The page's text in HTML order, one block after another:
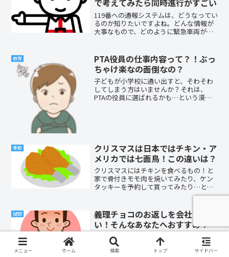
で考えてみたら同時進行がすごい
119番への通報システムは、どうなってい
るのか知りたいですよね。どんな情報が
大事なもので、どのように緊急車両が出
題がありました。今回の記事では、119番
の緊急連絡から出...
教育
PTA役員の仕事内容って？！ぶっ
ちゃけ楽なの面倒なの？
子どもが小学校に通い出すと、そわそわ
してしまう方はいませんか？それは、
PTAの役員に選ばれるかも…という漠然
季節
クリスマスは日本ではチキン・ア
メリカでは七面鳥！この違いは？
クリスマスにはチキンを食べるもの！と
家で骨付きモモ肉を焼いてみたり、ケン
タッキーを予約して買ってみたり…と毎
年楽しんでいます。でもアメリカでは七
調理してみようかな～買ってみようかな
～と思うのですが、お値段...
疑問
義理チョコのお返しを会社でした
い！そんなあなたへおすすめ！
「チョコもらえたのは嬉しいけどお返
し…どうしよう！？」いくつになっても
バレンタインにチョコをもらえるのは嬉
メニュー ホーム 検索 トップ サイドバー